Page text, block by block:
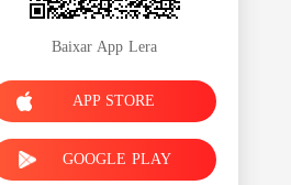
Baixar App Lera
APP STORE
GOOGLE PLAY